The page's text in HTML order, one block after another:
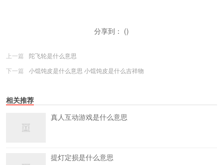
分享到： ()
上一篇
陀飞轮是什么意思
下一篇
小馄饨皮是什么意思 小馄饨皮是什么吉祥物
相关推荐
真人互动游戏是什么意思
提灯定损是什么意思